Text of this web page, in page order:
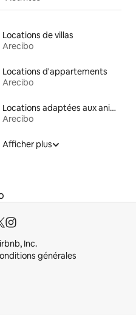
Locations de villas
Arecibo
Locations d'appartements
Arecibo
Locations adaptées aux animaux
Arecibo
Afficher plus
Inc.
générales